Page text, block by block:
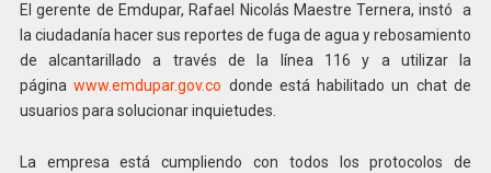
El gerente de Emdupar, Rafael Nicolás Maestre Ternera, instó a
la ciudadanía hacer sus reportes de fuga de agua y rebosamiento
de alcantarillado a través de la línea 116 y a utilizar la
páginawww.emdupar.gov.co donde está habilitado un chat de
usuarios para solucionar inquietudes.
La empresa está cumpliendo con todos los protocolos de